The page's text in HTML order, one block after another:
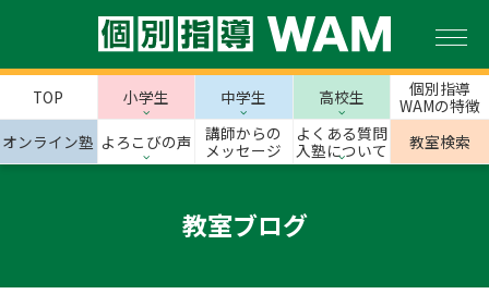
TOP 小学生 中学生 高校生
個別指導
WAMの特徴
オンライン塾 よろこびの声
講師からの
メッセージ
よくある質問
入塾について
教室検索
教室ブログ